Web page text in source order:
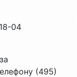
04
(495)